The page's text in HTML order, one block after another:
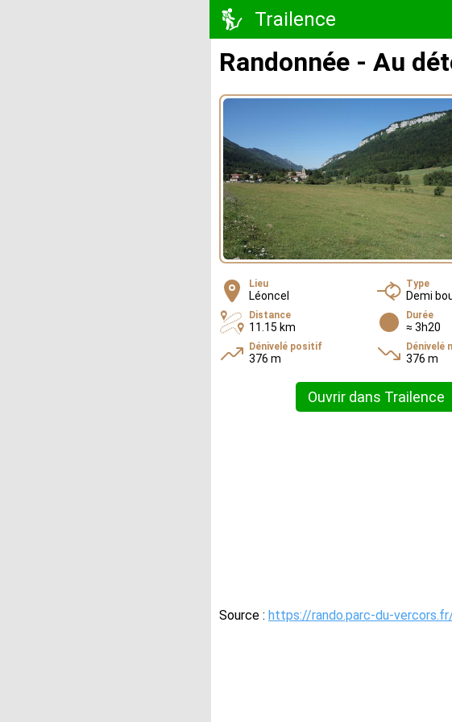
Trailence
Randonnée - Au
Lieu
Léoncel
Type
Demi
Distance
11.15 km
Durée
≈ 3h20
Dénivelé positif
376 m
Dénivelé
376 m
Ouvrir dans Trailence
Source : https://rando.parc-du-